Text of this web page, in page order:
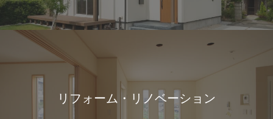
リフォーム・リノベーション